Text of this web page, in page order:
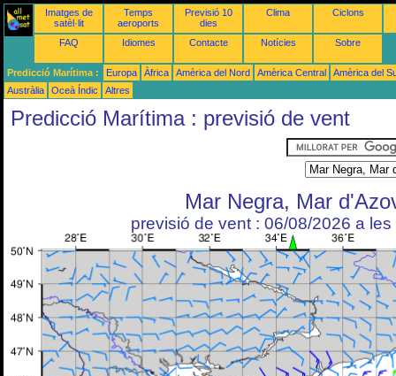
Imatges de
satèl·lit
Temps
aeroports
Previsió 10
dies
Clima Ciclons
FAQ Idiomes Contacte Notícies Sobre
Predicció Marítima : Europa Àfrica Amèrica del Nord Amèrica Central
Amèrica del
Austràlia
Oceà Índic Altres
Predicció Marítima : previsió de vent
Mar Negra, Mar
previsió de vent : 06/08/2026 a les